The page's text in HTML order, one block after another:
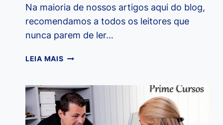
Na maioria de nossos artigos aqui do blog,
recomendamos a todos os leitores que
nunca parem de ler…
LEIA MAISDICAS
MELHOR